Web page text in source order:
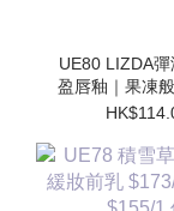
UE80 LIZDA
盈唇釉｜果凍般
唇魔法✨$114/